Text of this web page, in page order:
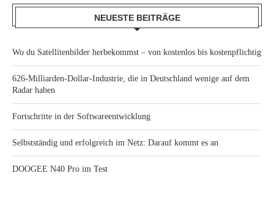
NEUESTE BEITRÄGE
Wo du Satellitenbilder herbekommst – von kostenlos bis kostenpflichtig
626-Milliarden-Dollar-Industrie, die in Deutschland wenige auf dem
Radar haben
Fortschritte in der Softwareentwicklung
Selbstständig und erfolgreich im Netz: Darauf kommt es an
DOOGEE N40 Pro im Test